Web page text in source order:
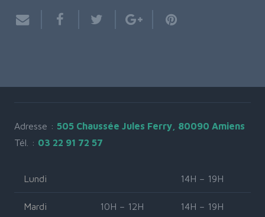
Adresse : 505 Chaussée Jules Ferry, 80090 Amiens
Tél. : 03 22 91 72 57
Lundi 14H – 19H
Mardi 10H – 12H 14H – 19H